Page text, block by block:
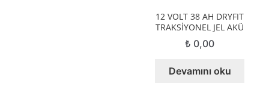
12 VOLT 38 AH DRYFIT
TRAKSİYONEL JEL AKÜ
₺ 0,00
Devamını oku